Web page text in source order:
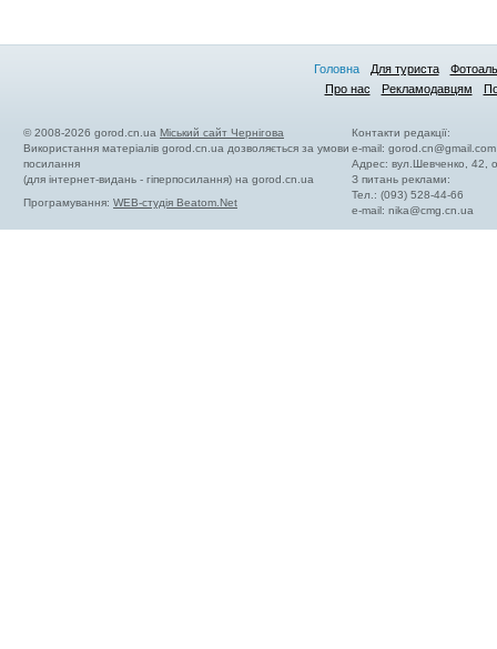
Головна Для туриста
Про нас
Рекламодавцям
© 2008-2026 gorod.cn.ua Міський сайт Чернігова
Використання матеріалів gorod.cn.ua дозволяється за умови
посилання
(для інтернет-видань - гіперпосилання) на gorod.cn.ua
Програмування: WEB-студія Beatom.Net
Контакти редакції:
e-mail:gorod.cn@gmail.com
Адрес: вул.Шевченко, 42,
З питань реклами:
Тел.: (093) 528-44-66
e-mail:nika@cmg.cn.ua